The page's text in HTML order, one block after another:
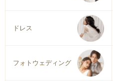
ドレス
フォトウェディング